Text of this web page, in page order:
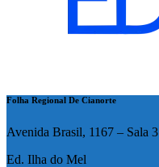
Folha Regional De Cianorte
Avenida Brasil, 1167 – Sala 3
Ed. Ilha do Mel